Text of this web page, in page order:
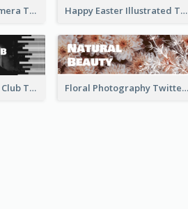
Black And White Camera Twitter Header Happy Easter Illustrated Twitter Header
Monochrome Music Club Twitter Header With Decorations Floral Photography Twitter Header